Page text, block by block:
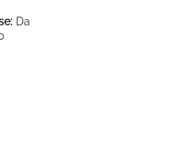
Da